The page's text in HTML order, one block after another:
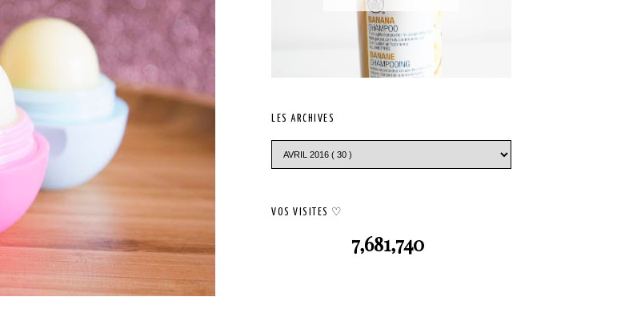
LES ARCHIVES
VOS VISITES ♡
7,681,740